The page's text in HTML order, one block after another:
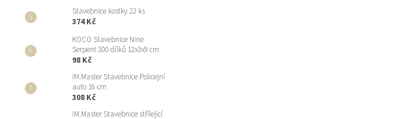
Stavebnice kostky 22 ks
374 Kč
KOCO Stavebnice Nine
Serpent 300 dílků 12x3x9 cm
98 Kč
iM.Master Stavebnice Policejní
auto 16 cm
308 Kč
iM.Master Stavebnice střílející